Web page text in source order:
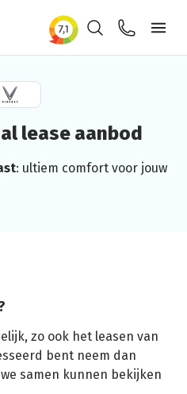
ZoekenContact
lease aanbod
: ultiem comfort voor jouw
zo ook het leasen van
bent neem dan
samen kunnen bekijken